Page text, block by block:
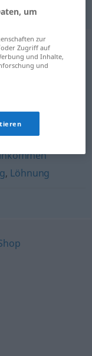
,
, Löhnung
um
zur
Zugriff auf
und Inhalte,
und